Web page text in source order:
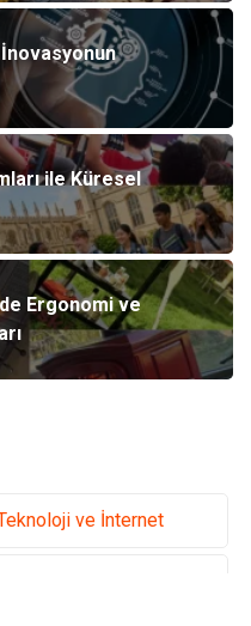
ile Küresel
Ergonomi ve
ve İnternet